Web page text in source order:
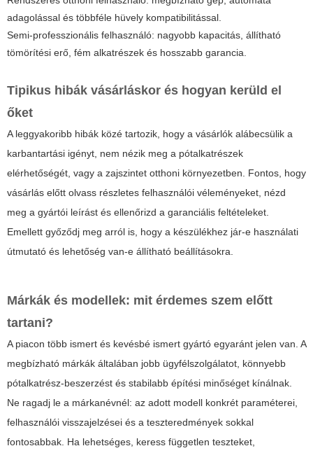
adagolással és többféle hüvely kompatibilitással.
Semi-professzionális felhasználó: nagyobb kapacitás, állítható
tömörítési erő, fém alkatrészek és hosszabb garancia.
Tipikus hibák vásárláskor és hogyan kerüld el
őket
A leggyakoribb hibák közé tartozik, hogy a vásárlók alábecsülik a
karbantartási igényt, nem nézik meg a pótalkatrészek
elérhetőségét, vagy a zajszintet otthoni környezetben. Fontos, hogy
vásárlás előtt olvass részletes felhasználói véleményeket, nézd
meg a gyártói leírást és ellenőrizd a garanciális feltételeket.
Emellett győződj meg arról is, hogy a készülékhez jár-e használati
útmutató és lehetőség van-e állítható beállításokra.
Márkák és modellek: mit érdemes szem előtt
tartani?
A piacon több ismert és kevésbé ismert gyártó egyaránt jelen van. A
megbízható márkák általában jobb ügyfélszolgálatot, könnyebb
pótalkatrész-beszerzést és stabilabb építési minőséget kínálnak.
Ne ragadj le a márkanévnél: az adott modell konkrét paraméterei,
felhasználói visszajelzései és a teszteredmények sokkal
fontosabbak. Ha lehetséges, keress független teszteket,